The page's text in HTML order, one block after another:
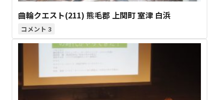
曲輪クエスト(211) 熊毛郡 上関町 室津 白浜
3